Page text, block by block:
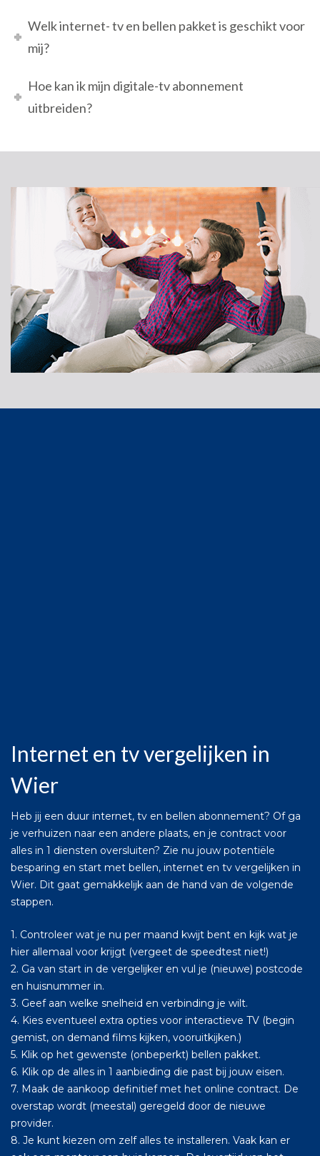
Welk internet- tv en bellen pakket is geschikt voor
mij?
Hoe kan ik mijn digitale-tv abonnement
uitbreiden?
Internet en tv vergelijken in
Wier
Heb jij een duur internet, tv en bellen abonnement? Of ga
je verhuizen naar een andere plaats, en je contract voor
alles in 1 diensten oversluiten? Zie nu jouw potentiële
besparing en start met bellen, internet en tv vergelijken in
Wier. Dit gaat gemakkelijk aan de hand van de volgende
stappen.
1. Controleer wat je nu per maand kwijt bent en kijk wat je
hier allemaal voor krijgt (vergeet de speedtest niet!)
2. Ga van start in de vergelijker en vul je (nieuwe) postcode
en huisnummer in.
3. Geef aan welke snelheid en verbinding je wilt.
4. Kies eventueel extra opties voor interactieve TV (begin
gemist, on demand films kijken, vooruitkijken.)
5. Klik op het gewenste (onbeperkt) bellen pakket.
6. Klik op de alles in 1 aanbieding die past bij jouw eisen.
7. Maak de aankoop definitief met het online contract. De
overstap wordt (meestal) geregeld door de nieuwe
provider.
8. Je kunt kiezen om zelf alles te installeren. Vaak kan er